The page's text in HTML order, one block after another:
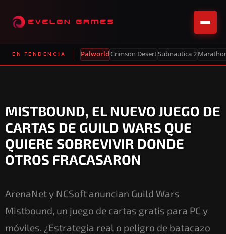
EN TENDENCIA PalworldCrimson DesertSubnautica 2
MISTBOUND, EL NUEVO JUEGO DE
CARTAS DE GUILD WARS QUE
QUIERE SOBREVIVIR DONDE
OTROS FRACASARON
ArenaNet y NCSoft anuncian Guild Wars
Mistbound, un juego de cartas gratis para PC y
móviles. ¿Estrategia real o peligro de batacazo